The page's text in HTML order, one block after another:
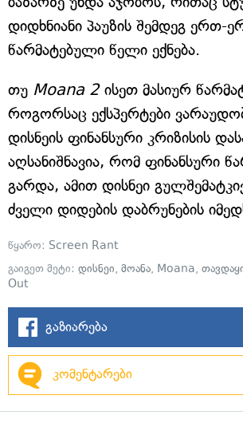
დიდხნიანი პაუზის შემდეგ ერთ-
წარმატებული წელი ექნება.
თუ Moana 2ისეთ მასიურ
როგორსაც ექსპერტები
დისნეის ფინანსური კრიზისის
აღსანიშნავია, რომ ფინანსური
გარდა, ამით დისნეი
ძველი დიდების დაბრუნების
წყარო: Screen Rant
გაიგეთ მეტი: დისნეი, მოანა, Moana,
Out
გაზიარება
კომენტარები